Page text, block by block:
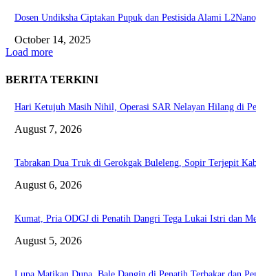
Dosen Undiksha Ciptakan Pupuk dan Pestisida Alami
October 14, 2025
Load more
BERITA TERKINI
Hari Ketujuh Masih Nihil, Operasi SAR Nelayan Hilang di
August 7, 2026
Tabrakan Dua Truk di Gerokgak Buleleng, Sopir Terjepit
August 6, 2026
Kumat, Pria ODGJ di Penatih Dangri Tega Lukai Istri dan
August 5, 2026